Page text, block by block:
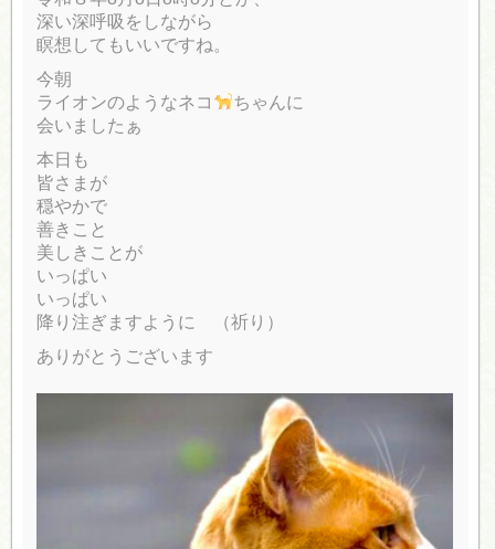
深い深呼吸をしながら
瞑想してもいいですね。
今朝
ライオンのようなネコ
ちゃんに
会いましたぁ
本日も
皆さまが
穏やかで
善きこと
美しきことが
いっぱい
いっぱい
降り注ぎますように （祈り）
ありがとうございます